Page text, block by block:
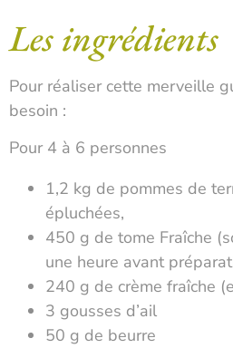
Les ingrédients
Pour réaliser cette merveille
besoin :
Pour 4 à 6 personnes
1,2 kg de pommes de
épluchées,
450 g de tome Fraîche
une heure avant
240 g de crème fraîche
3 gousses d’ail
50 g de beurre